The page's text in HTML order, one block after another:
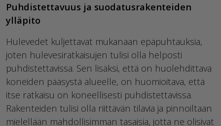
Puhdistettavuus ja suodatusrakenteiden
ylläpito
Hulevedet kuljettavat mukanaan epäpuhtauksia,
joten hulevesiratkaisujen tulisi olla helposti
puhdistettavissa. Sen lisäksi, että on huolehdittava
koneiden pääsystä alueelle, on huomioitava, että
itse ratkaisu on koneellisesti puhdistettavissa.
Rakenteiden tulisi olla riittävän tilavia ja pinnoiltaan
mielellään mahdollisimman tasaisia, jotta ne olisivat